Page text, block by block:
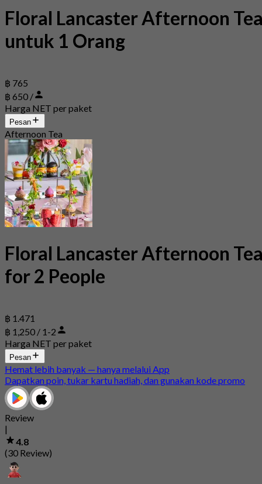
Floral Lancaster Afternoon
untuk 1 Orang
฿ 765
฿ 650 /
Harga NET per paket
Pesan
Afternoon Tea
Floral Lancaster Afternoon
for 2 People
฿ 1.471
฿ 1,250 / 1-2
Harga NET per paket
Pesan
Hemat lebih banyak — hanya melalui App
Dapatkan poin, tukar kartu hadiah, dan gunakan kode promo
Review
|
4.8
(30 Review)